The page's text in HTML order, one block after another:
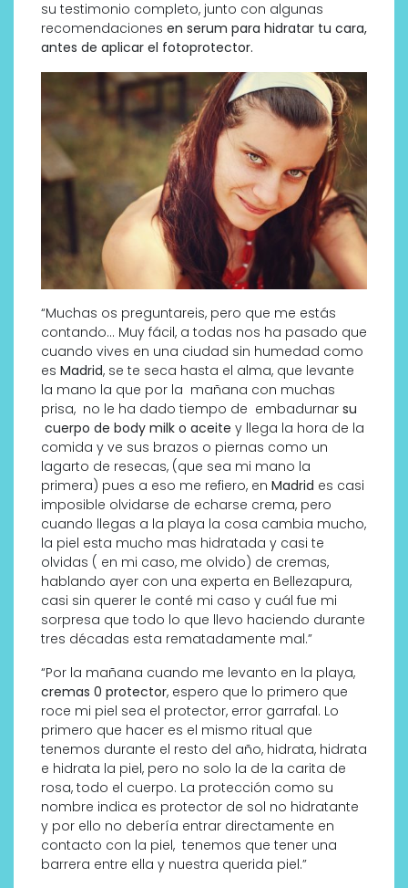
su testimonio completo, junto con algunas
recomendaciones en serum para hidratar tu cara,
antes de aplicar el fotoprotector.
“Muchas os preguntareis, pero que me estás
contando… Muy fácil, a todas nos ha pasado que
cuando vives en una ciudad sin humedad como
es Madrid, se te seca hasta el alma, que levante
la mano la que por la mañana con muchas
prisa, no le ha dado tiempo de embadurnar su
cuerpo de body milk o aceite y llega la hora de la
comida y ve sus brazos o piernas como un
lagarto de resecas, (que sea mi mano la
primera) pues a eso me refiero, en Madrid es casi
imposible olvidarse de echarse crema, pero
cuando llegas a la playa la cosa cambia mucho,
la piel esta mucho mas hidratada y casi te
olvidas ( en mi caso, me olvido) de cremas,
hablando ayer con una experta en Bellezapura,
casi sin querer le conté mi caso y cuál fue mi
sorpresa que todo lo que llevo haciendo durante
tres décadas esta rematadamente mal.”
“Por la mañana cuando me levanto en la playa,
cremas 0 protector, espero que lo primero que
roce mi piel sea el protector, error garrafal. Lo
primero que hacer es el mismo ritual que
tenemos durante el resto del año, hidrata, hidrata
e hidrata la piel, pero no solo la de la carita de
rosa, todo el cuerpo. La protección como su
nombre indica es protector de sol no hidratante
y por ello no debería entrar directamente en
contacto con la piel, tenemos que tener una
barrera entre ella y nuestra querida piel.”